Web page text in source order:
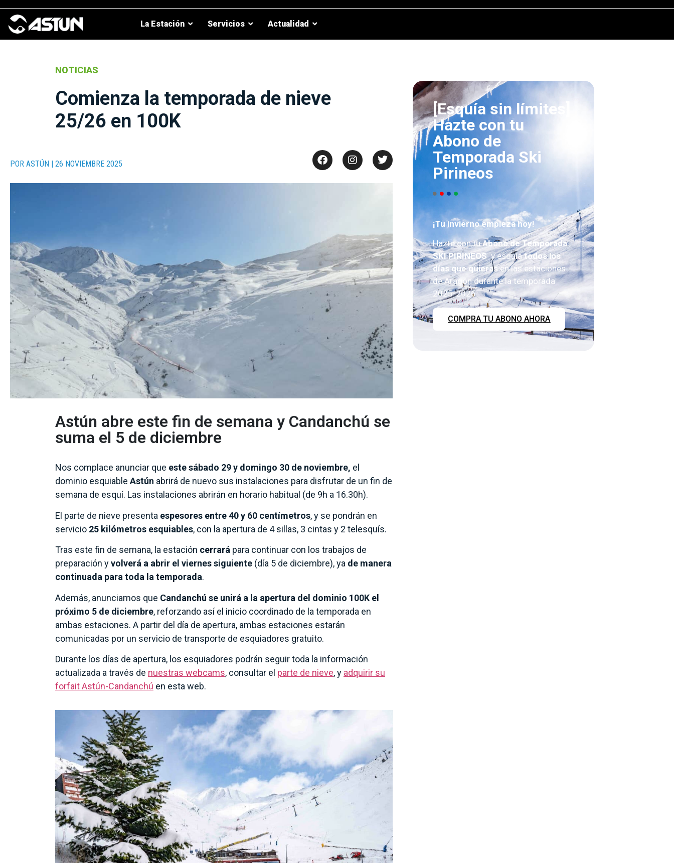
Astún
verano
La Estación Servicios Actualidad
NOTICIAS
Comienza la temporada de nieve
25/26 en 100K
POR ASTÚN | 26 NOVIEMBRE 2025
Astún abre este fin de semana y Candanchú se
suma el 5 de diciembre
Nos complace anunciar que este sábado 29 y domingo 30 de noviembre, el
dominio esquiable Astún abrirá de nuevo sus instalaciones para disfrutar de un fin de
semana de esquí. Las instalaciones abrirán en horario habitual (de 9h a 16.30h).
El parte de nieve presenta espesores entre 40 y 60 centímetros, y se pondrán en
servicio 25 kilómetros esquiables, con la apertura de 4 sillas, 3 cintas y 2 telesquís.
Tras este fin de semana, la estación cerrará para continuar con los trabajos de
preparación yvolverá a abrir el viernes siguiente (día 5 de diciembre), ya de manera
continuada para toda la temporada.
Además, anunciamos que Candanchú se unirá a la apertura del dominio 100K el
próximo 5 de diciembre, reforzando así el inicio coordinado de la temporada en
ambas estaciones. A partir del día de apertura, ambas estaciones estarán
comunicadas por un servicio de transporte de esquiadores gratuito.
Durante los días de apertura, los esquiadores podrán seguir toda la información
actualizada a través de nuestras webcams, consultar el parte de nieve, y adquirir su
forfait Astún-Candanchú en esta web.
[Esquía sin límites]
Hazte con tu
Abono de
Temporada Ski
Pirineos
¡Tu invierno empieza hoy!
Hazte con tuAbono de Temporada
SKI PIRINEOSy esquíatodos los
días que quierasen las estaciones
de Aragón durante la temporada
2025-2026.
COMPRA TU ABONO AHORA